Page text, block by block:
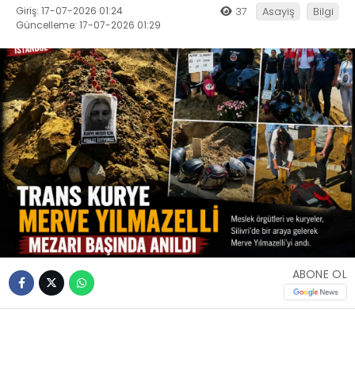
Giriş: 17-07-2026 01:24
Güncelleme: 17-07-2026 01:29
37 Asayiş Bilgi
ABONE OL